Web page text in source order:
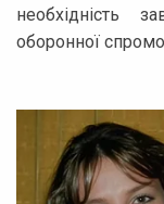
необхідність
оборонної